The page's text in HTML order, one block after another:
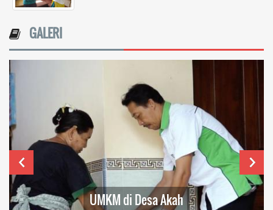
GALERI
UMKM di Desa Akah